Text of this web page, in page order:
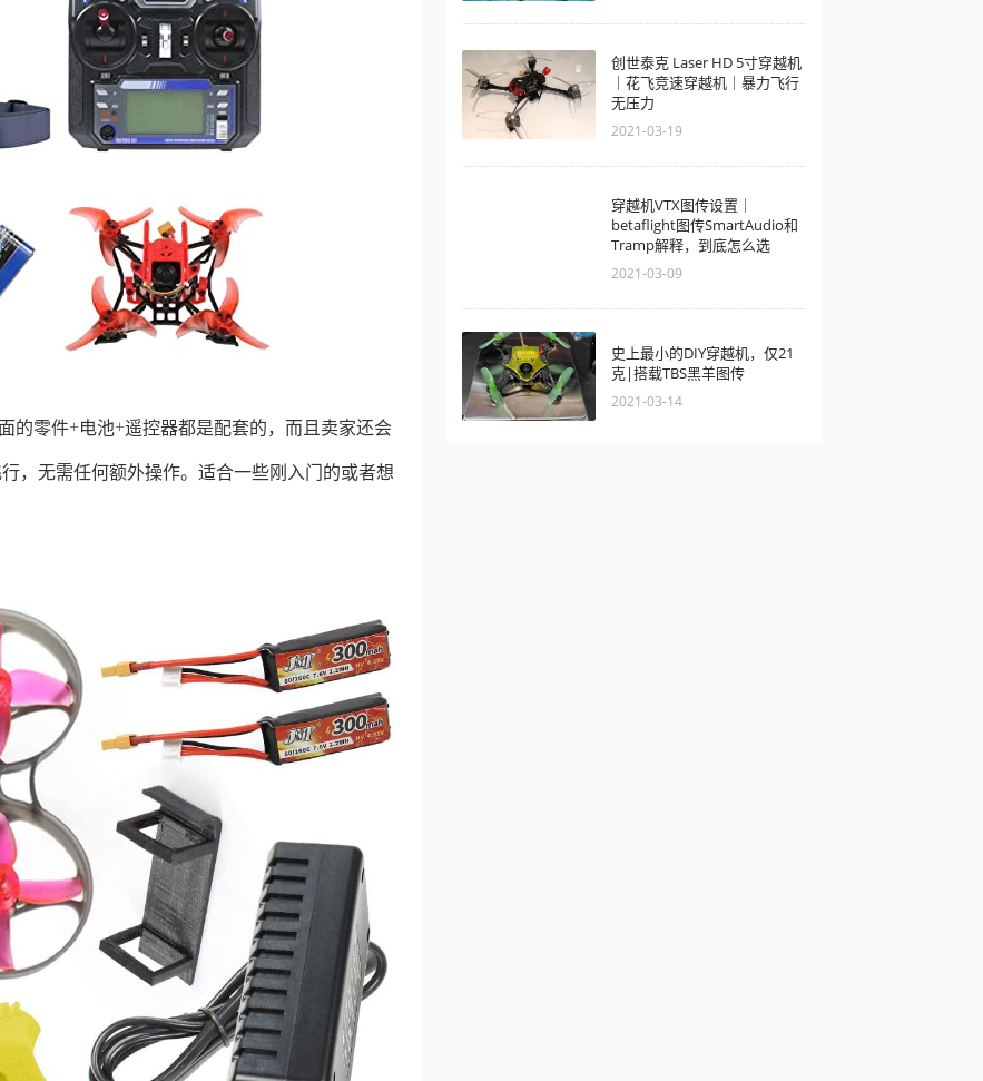
的零件+电池+遥控器都是配套的，而且卖家还会
，无需任何额外操作。适合一些刚入门的或者想
创世泰克 Laser HD 5寸穿越机
｜花飞竞速穿越机｜暴力飞行
无压力
2021-03-19
穿越机VTX图传设置｜
betaflight图传SmartAudio和
Tramp解释，到底怎么选
2021-03-09
史上最小的DIY穿越机，仅21
克|搭载TBS黑羊图传
2021-03-14